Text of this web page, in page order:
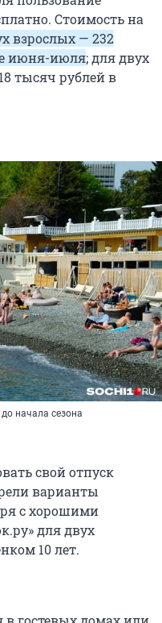
Стоимость на
взрослых — 232
июня-июля; для двух
тысяч рублей в
начала сезона
свой отпуск
варианты
с хорошими
для двух
10 лет.